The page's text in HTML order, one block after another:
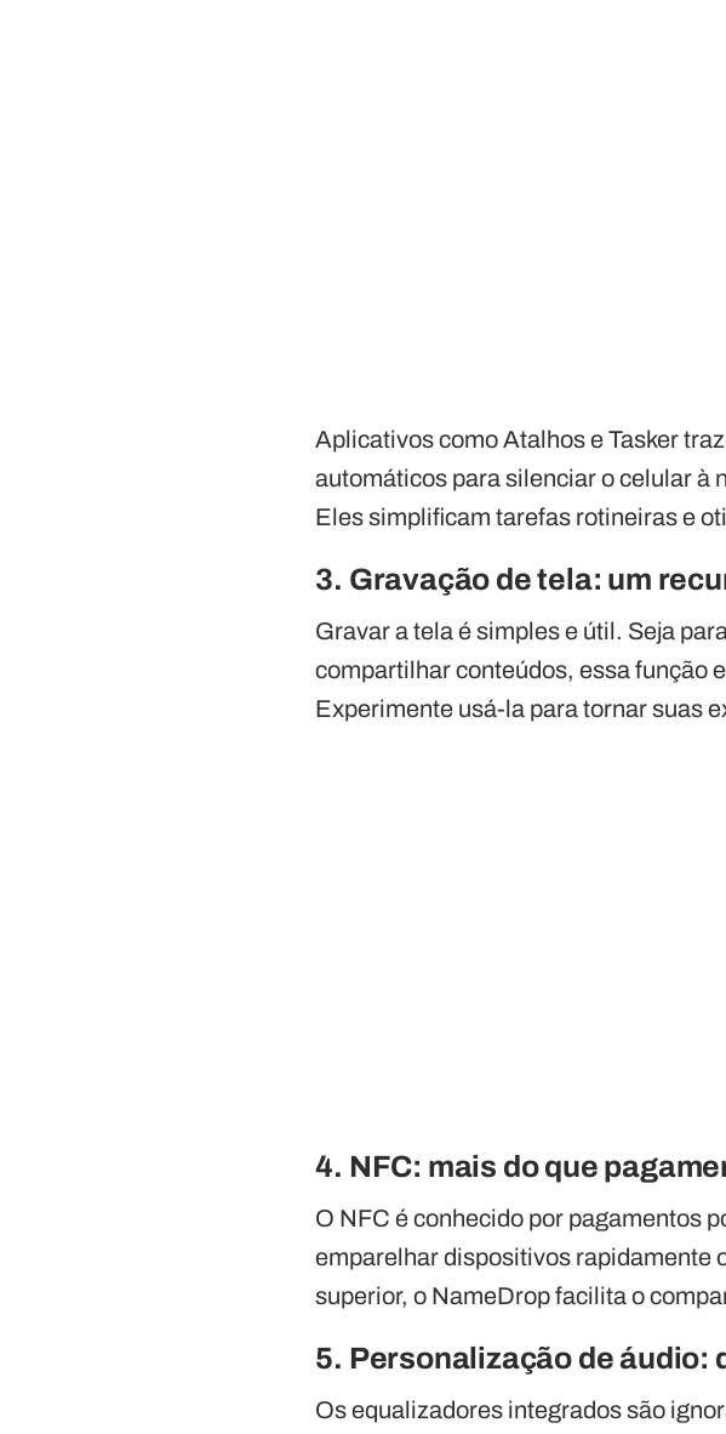
Aplicativos como Atalhos e Tasker
automáticos para silenciar o celular à
Eles simplificam tarefas rotineiras e
3. Gravação de tela: um
Gravar a tela é simples e útil. Seja
compartilhar conteúdos, essa função
Experimente usá-la para tornar suas
4. NFC: mais do que
O NFC é conhecido por pagamentos
emparelhar dispositivos rapidamente
superior, o NameDrop facilita o
5. Personalização de áudio:
Os equalizadores integrados são